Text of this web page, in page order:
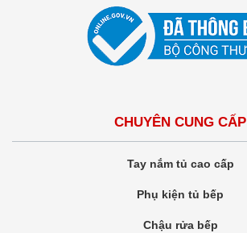
CHUYÊN CUNG CẤP
Tay nắm tủ cao cấp
Phụ kiện tủ bếp
Chậu rửa bếp